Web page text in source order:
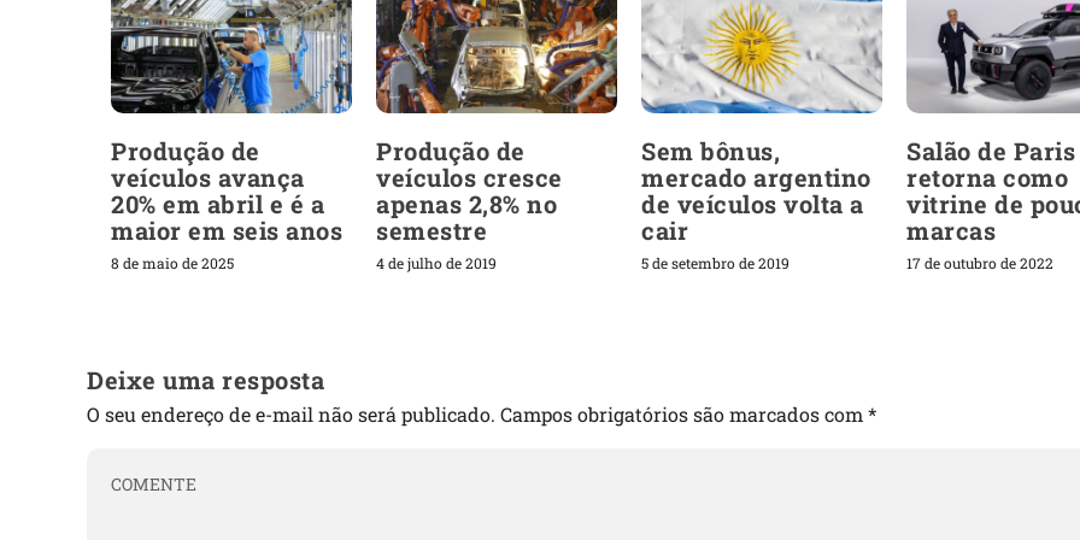
Produção de
veículos avança
20% em abril e é a
maior em seis anos
8 de maio de 2025
Produção de
veículos cresce
apenas 2,8% no
semestre
4 de julho de 2019
Sem bônus,
mercado argentino
de veículos volta a
cair
5 de setembro de 2019
Salão de Paris
retorna como
vitrine de
marcas
17 de outubro de 2022
Deixe uma resposta
O seu endereço de e-mail não será publicado. Campos obrigatórios são marcados com *